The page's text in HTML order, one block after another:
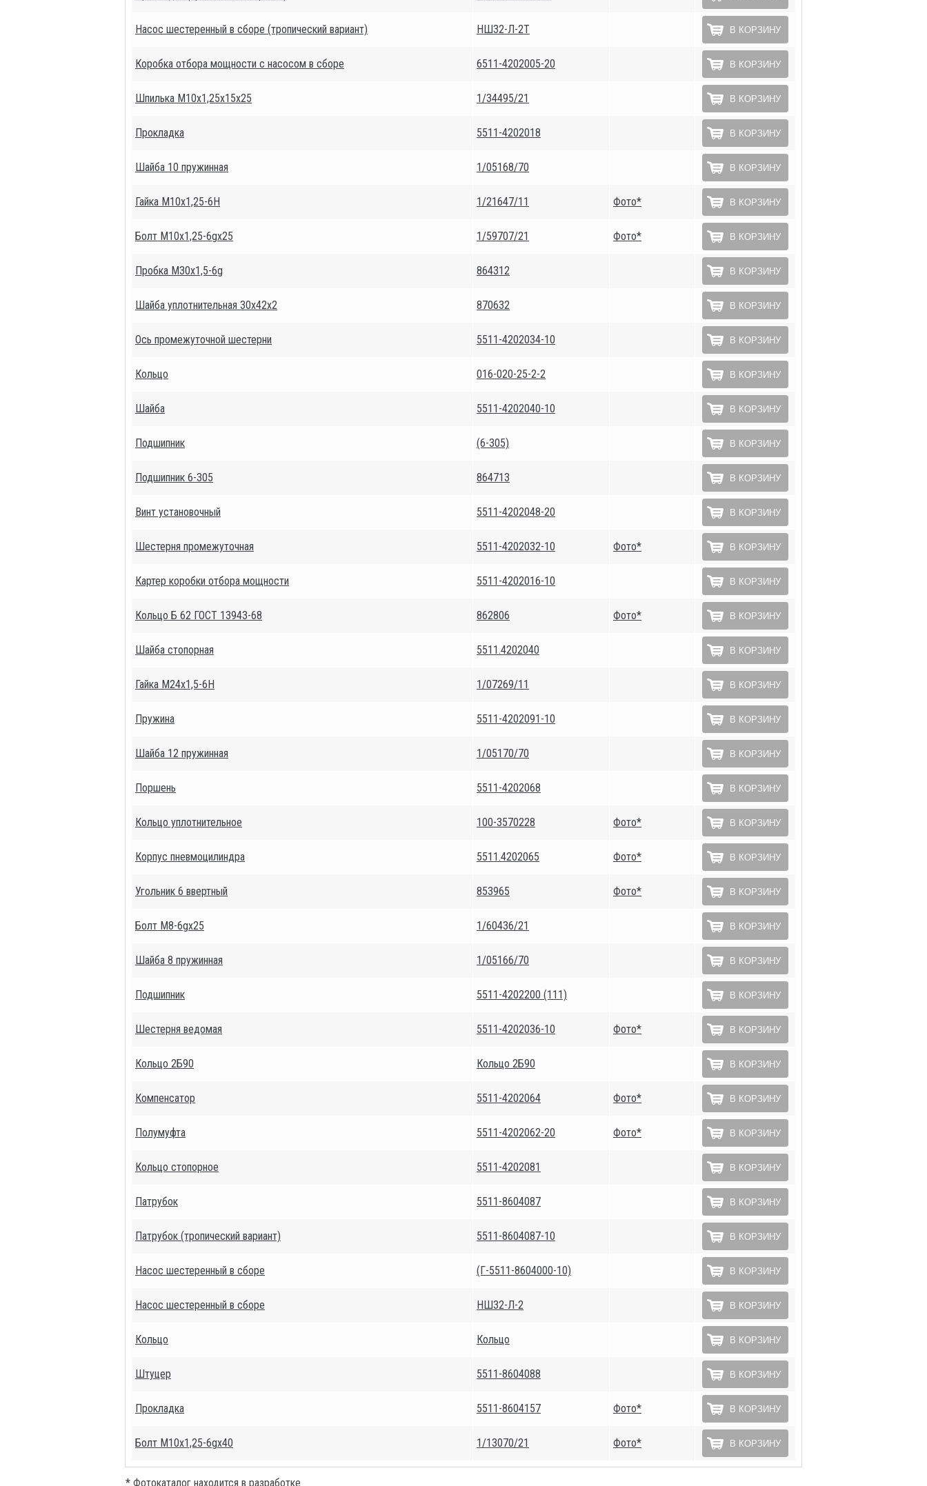
Насос шестеренный в сборе (тропический вариант) НШ32-Л-2Т В КОРЗИНУ
Коробка отбора мощности с насосом в сборе 6511-4202005-20 В КОРЗИНУ
Шпилька М10х1,25х15х25 1/34495/21 В КОРЗИНУ
Прокладка 5511-4202018 В КОРЗИНУ
Шайба 10 пружинная 1/05168/70 В КОРЗИНУ
Гайка М10х1,25-6Н 1/21647/11 Фото* В КОРЗИНУ
Болт М10х1,25-6gх25 1/59707/21 Фото* В КОРЗИНУ
Пробка М30х1,5-6g 864312 В КОРЗИНУ
Шайба уплотнительная 30х42х2 870632 В КОРЗИНУ
Ось промежуточной шестерни 5511-4202034-10 В КОРЗИНУ
Кольцо 016-020-25-2-2 В КОРЗИНУ
Шайба 5511-4202040-10 В КОРЗИНУ
Подшипник (6-305) В КОРЗИНУ
Подшипник 6-305 864713 В КОРЗИНУ
Винт установочный 5511-4202048-20 В КОРЗИНУ
Шестерня промежуточная 5511-4202032-10 Фото* В КОРЗИНУ
Картер коробки отбора мощности 5511-4202016-10 В КОРЗИНУ
Кольцо Б 62 ГОСТ 13943-68 862806 Фото* В КОРЗИНУ
Шайба стопорная 5511.4202040 В КОРЗИНУ
Гайка М24х1,5-6Н 1/07269/11 В КОРЗИНУ
Пружина 5511-4202091-10 В КОРЗИНУ
Шайба 12 пружинная 1/05170/70 В КОРЗИНУ
Поршень 5511-4202068 В КОРЗИНУ
Кольцо уплотнительное 100-3570228 Фото* В КОРЗИНУ
Корпус пневмоцилиндра 5511.4202065 Фото* В КОРЗИНУ
Угольник 6 ввертный 853965 Фото* В КОРЗИНУ
Болт М8-6gх25 1/60436/21 В КОРЗИНУ
Шайба 8 пружинная 1/05166/70 В КОРЗИНУ
Подшипник 5511-4202200 (111) В КОРЗИНУ
Шестерня ведомая 5511-4202036-10 Фото* В КОРЗИНУ
Кольцо 2Б90 Кольцо 2Б90 В КОРЗИНУ
Компенсатор 5511-4202064 Фото* В КОРЗИНУ
Полумуфта 5511-4202062-20 Фото* В КОРЗИНУ
Кольцо стопорное 5511-4202081 В КОРЗИНУ
Патрубок 5511-8604087 В КОРЗИНУ
Патрубок (тропический вариант) 5511-8604087-10 В КОРЗИНУ
Насос шестеренный в сборе (Г-5511-8604000-10) В КОРЗИНУ
Насос шестеренный в сборе НШ32-Л-2 В КОРЗИНУ
Кольцо Кольцо В КОРЗИНУ
Штуцер 5511-8604088 В КОРЗИНУ
Прокладка 5511-8604157 Фото* В КОРЗИНУ
Болт М10х1,25-6gх40 1/13070/21 Фото* В КОРЗИНУ
* Фотокаталог находится в разработке